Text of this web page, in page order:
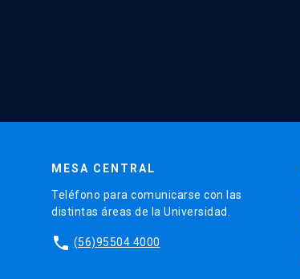
MESA CENTRAL
Teléfono para comunicarse con las
distintas áreas de la Universidad.
phone (56)95504 4000